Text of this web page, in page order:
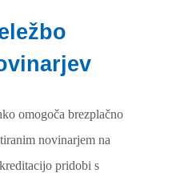
omogoča brezplačno
novinarjem na
pridobi s